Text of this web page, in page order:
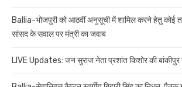
Ballia-भोजपुरी को आठवीं अनुसूची में शामिल करने हेतु कोई
सांसद के सवाल पर मंत्री का जवाब
LIVE Updates: जन सुराज नेता प्रशांत किशोर की